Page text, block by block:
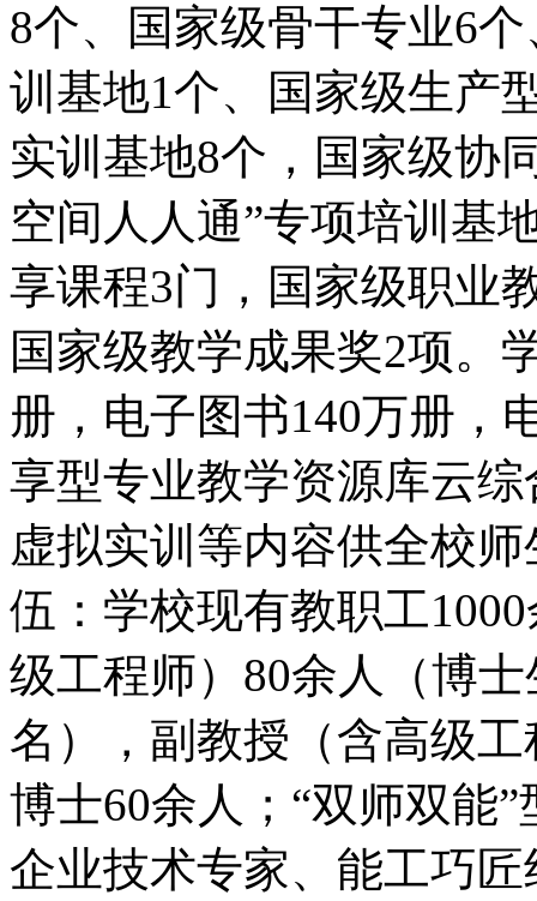
8个、国家级骨干专业6
训基地1个、国家级生产
实训基地8个，国家级协
空间人人通”专项培训基
享课程3门，国家级职业
国家级教学成果奖2项。
册，电子图书140万册，
享型专业教学资源库云
虚拟实训等内容供全校
伍：学校现有教职工
级工程师）80余人（博
名），副教授（含高级
博士60余人；“双师双能
企业技术专家、能工巧